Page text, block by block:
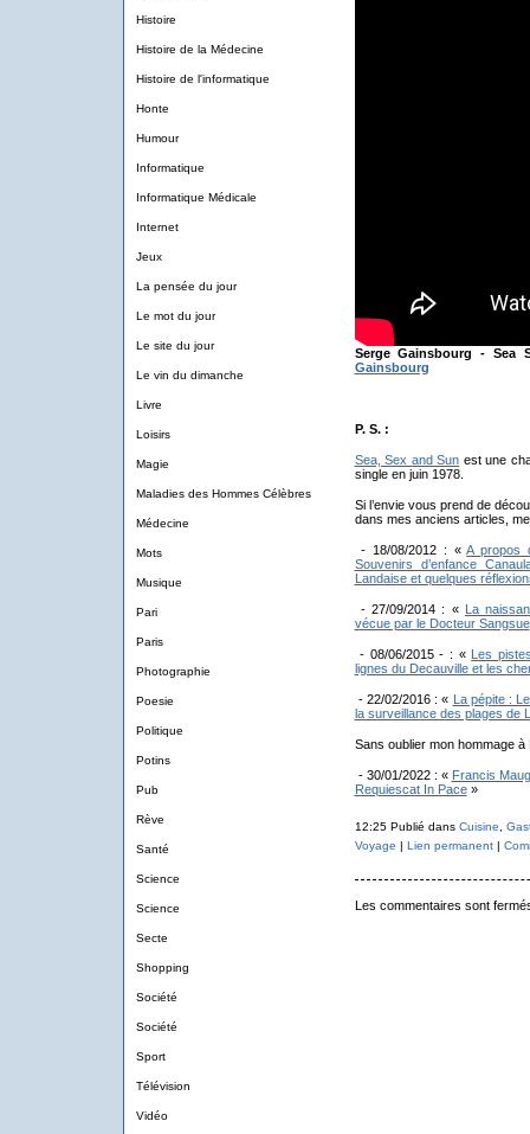
Histoire
Histoire de la Médecine
Histoire de l'informatique
Honte
Humour
Informatique
Informatique Médicale
Internet
Jeux
La pensée du jour
Le mot du jour
Le site du jour
Le vin du dimanche
Livre
Loisirs
Magie
Maladies des Hommes Célèbres
Médecine
Mots
Musique
Pari
Paris
Photographie
Poesie
Politique
Potins
Pub
Rève
Santé
Science
Science
Secte
Shopping
Société
Société
Sport
Télévision
Vidéo
Serge Gainsbourg -
Gainsbourg
P. S. :
Sea, Sex and Sun est une
single en juin 1978.
Si l’envie vous prend de
dans mes anciens articles,
- 18/08/2012 : «A propos
Souvenirs d’enfance
Landaise et quelques
- 27/09/2014 : « La
vécue par le Docteur Sangsue
- 08/06/2015 - : « Les
lignes du Decauville et les
- 22/02/2016 : « La pépite :
la surveillance des plages de
Sans oublier mon hommage
- 30/01/2022 : « Francis
Requiescat In Pace»
12:25 Publié dans Cuisine
Voyage | Lien permanent|
Les commentaires sont